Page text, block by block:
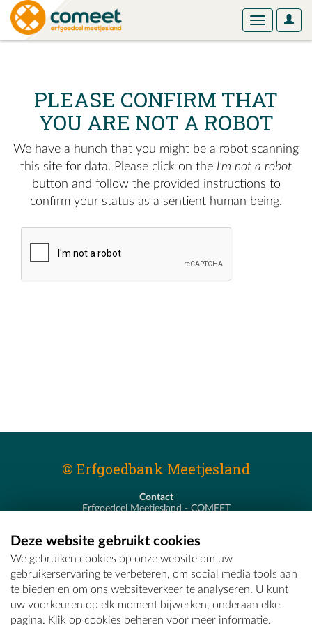
User
Toggle
PLEASE CONFIRM THAT
YOU ARE NOT A ROBOT
We have a hunch that you might be a robot scanning
this site for data. Please click on the I'm not a robot
button and follow the provided instructions to
confirm your status as a sentient human being.
© Erfgoedbank Meetjesland
Contact
Erfgoedcel Meetjesland - COMEET
T - 09 373 75 96
E -erfgoedcel@comeet.be
Deze website gebruikt cookies
We gebruiken cookies op onze website om uw
gebruikerservaring te verbeteren, om social media tools aan
te bieden en om ons websiteverkeer te analyseren. U kunt
uw voorkeuren op elk moment bijwerken, onderaan elke
pagina. Klik op cookies beheren voor meer informatie.